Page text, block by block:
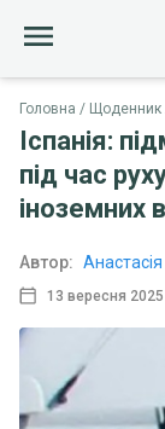
Головна Щоденник
Іспанія:
під час
іноземних
13 вересня 2025
Автор: